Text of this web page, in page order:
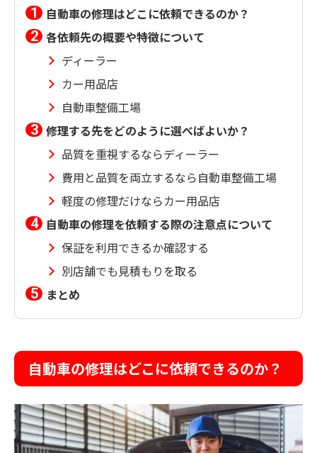
自動車の修理はどこに依頼できるのか？
各依頼先の概要や特徴について
ディーラー
カー用品店
自動車整備工場
修理する先をどのように選べばよいか？
品質を重視するならディーラー
費用と品質を両立するなら自動車整備工場
軽度の修理だけならカー用品店
自動車の修理を依頼する際の注意点について
保証を利用できるか確認する
別店舗でも見積もりを取る
まとめ
自動車の修理はどこに依頼できるのか？